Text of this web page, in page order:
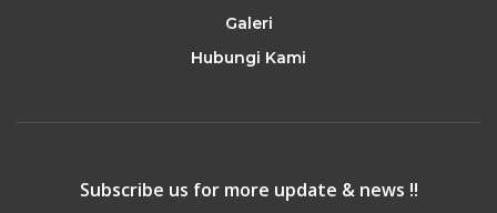
Galeri
Hubungi Kami
Subscribe us for more update & news !!